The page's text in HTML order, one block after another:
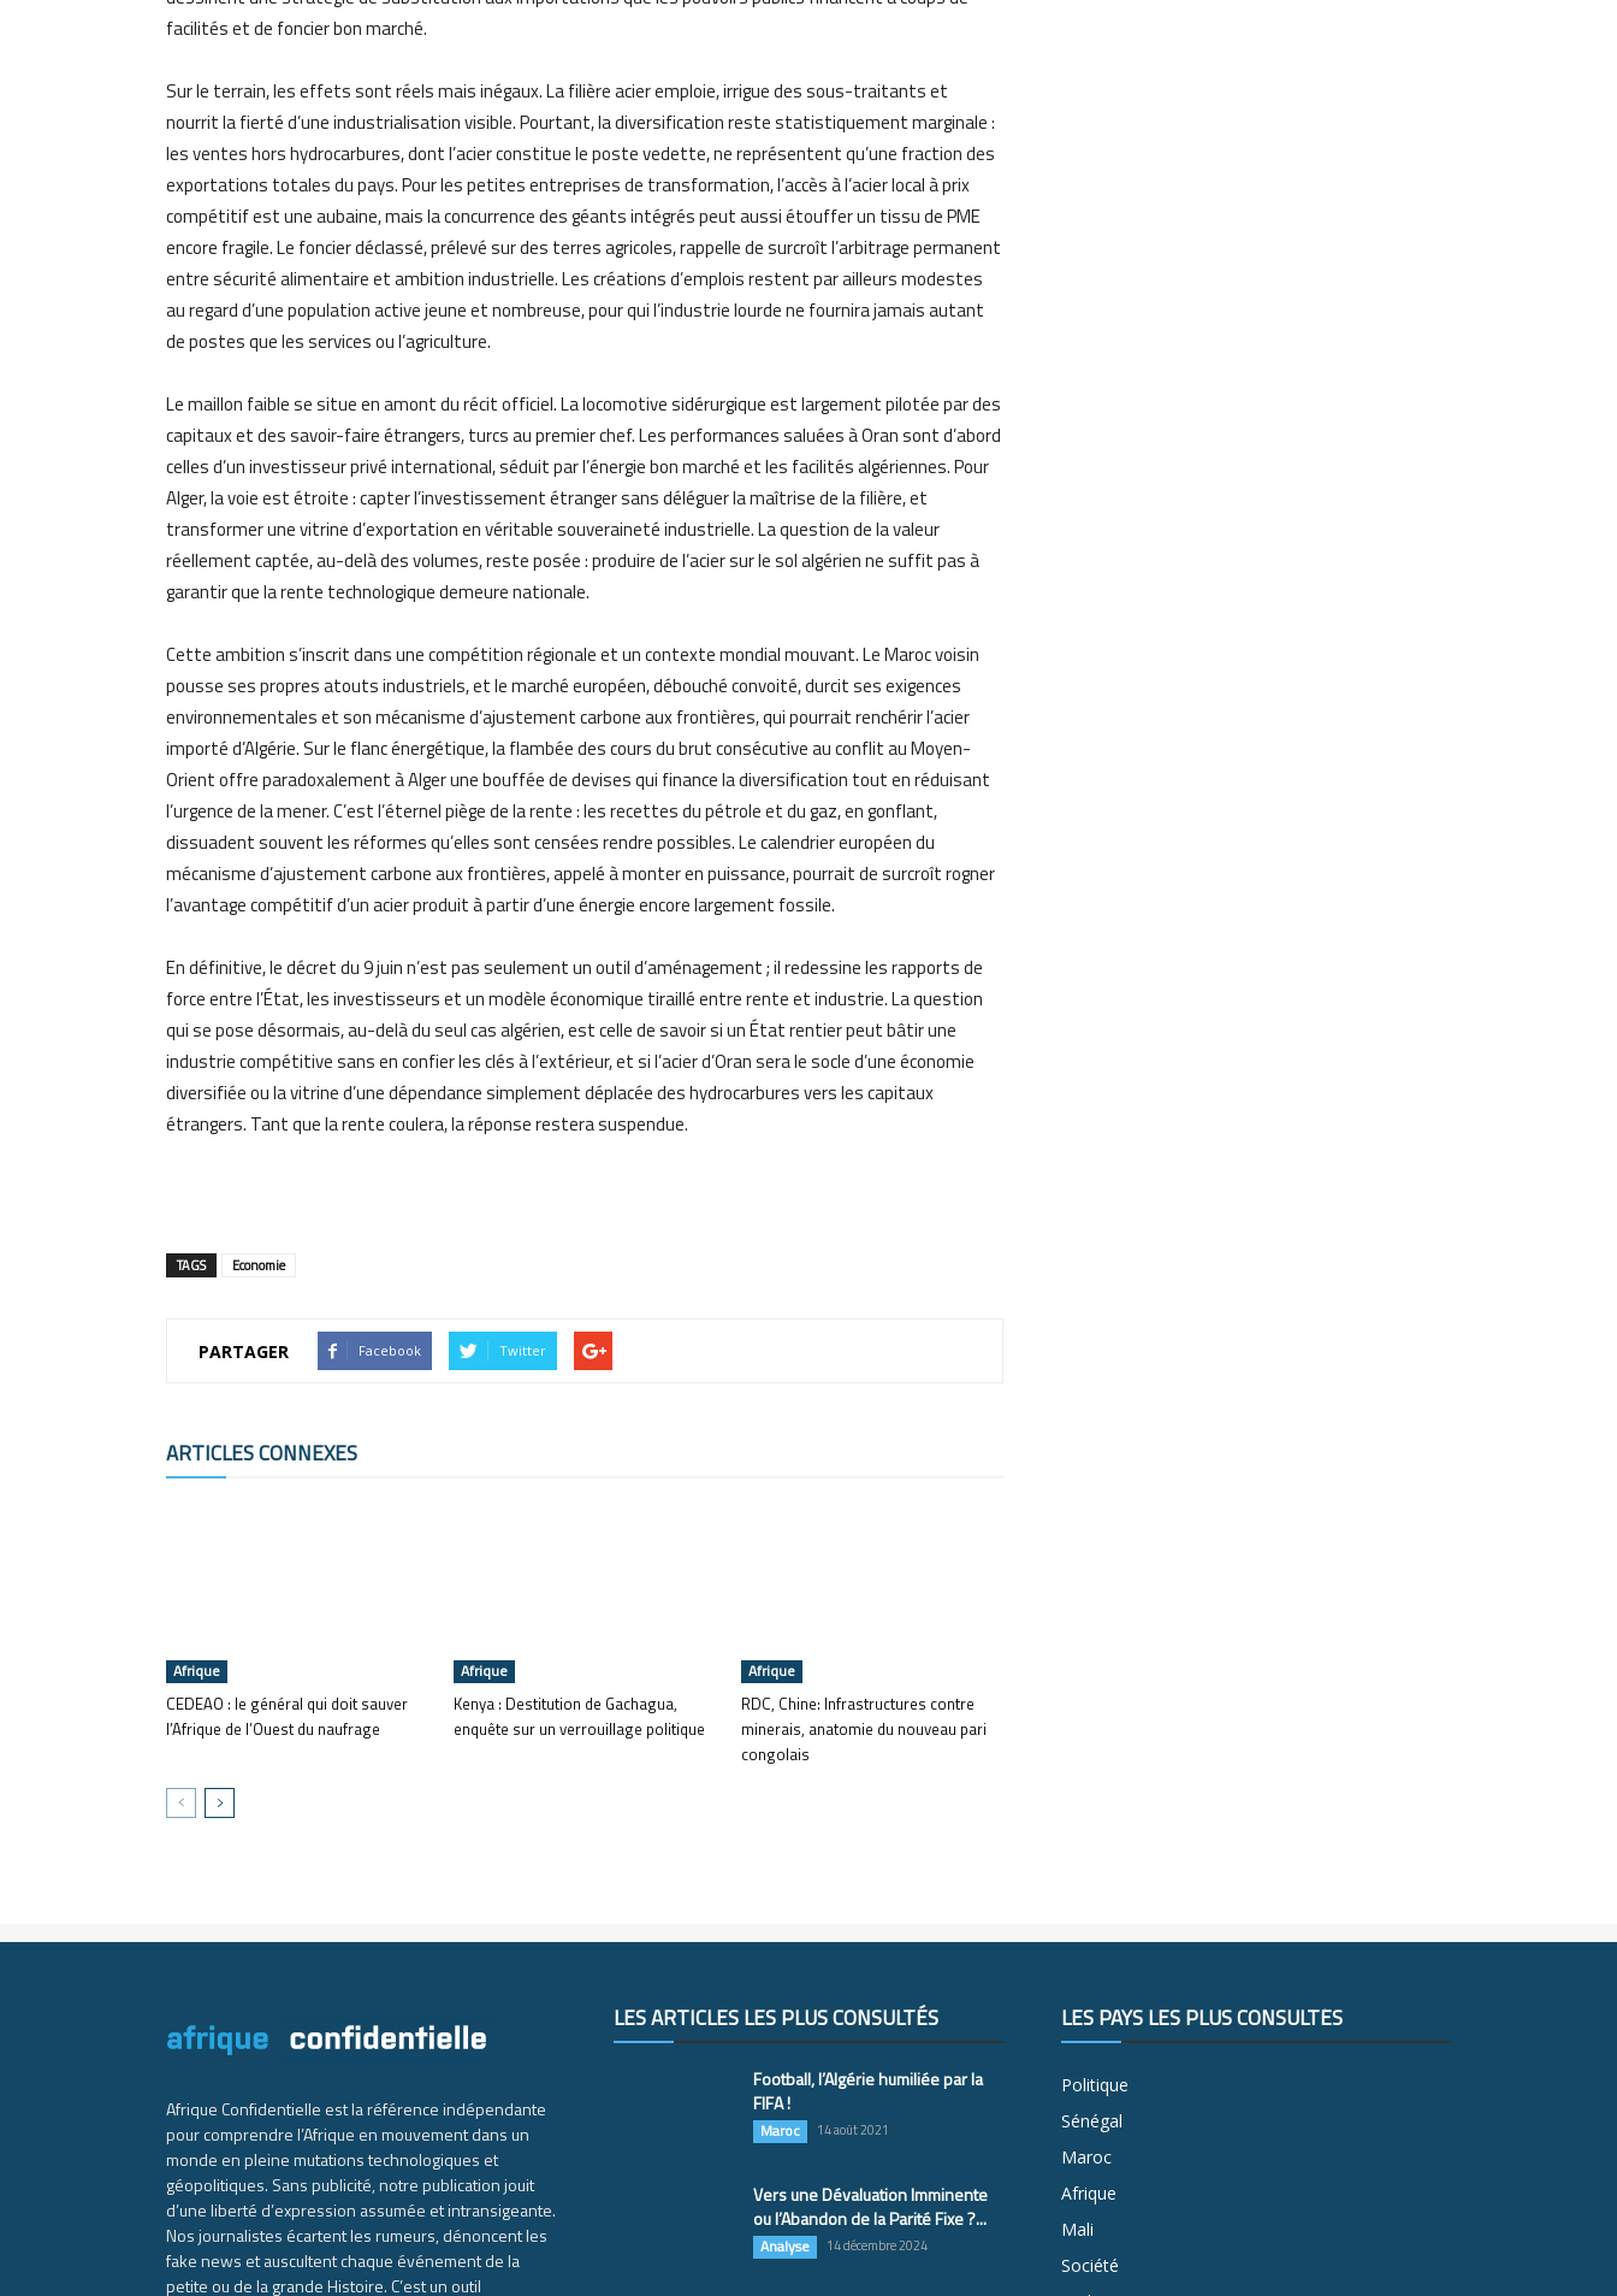
facilités et de foncier bon marché.
Sur le terrain, les effets sont réels mais inégaux. La filière acier emploie, irrigue des sous-traitants et
nourrit la fierté d’une industrialisation visible. Pourtant, la diversification reste statistiquement marginale :
les ventes hors hydrocarbures, dont l’acier constitue le poste vedette, ne représentent qu’une fraction des
exportations totales du pays. Pour les petites entreprises de transformation, l’accès à l’acier local à prix
compétitif est une aubaine, mais la concurrence des géants intégrés peut aussi étouffer un tissu de PME
encore fragile. Le foncier déclassé, prélevé sur des terres agricoles, rappelle de surcroît l’arbitrage permanent
entre sécurité alimentaire et ambition industrielle. Les créations d’emplois restent par ailleurs modestes
au regard d’une population active jeune et nombreuse, pour qui l’industrie lourde ne fournira jamais autant
de postes que les services ou l’agriculture.
Le maillon faible se situe en amont du récit officiel. La locomotive sidérurgique est largement pilotée par des
capitaux et des savoir-faire étrangers, turcs au premier chef. Les performances saluées à Oran sont d’abord
celles d’un investisseur privé international, séduit par l’énergie bon marché et les facilités algériennes. Pour
Alger, la voie est étroite : capter l’investissement étranger sans déléguer la maîtrise de la filière, et
transformer une vitrine d’exportation en véritable souveraineté industrielle. La question de la valeur
réellement captée, au-delà des volumes, reste posée : produire de l’acier sur le sol algérien ne suffit pas à
garantir que la rente technologique demeure nationale.
Cette ambition s’inscrit dans une compétition régionale et un contexte mondial mouvant. Le Maroc voisin
pousse ses propres atouts industriels, et le marché européen, débouché convoité, durcit ses exigences
environnementales et son mécanisme d’ajustement carbone aux frontières, qui pourrait renchérir l’acier
importé d’Algérie. Sur le flanc énergétique, la flambée des cours du brut consécutive au conflit au Moyen-
Orient offre paradoxalement à Alger une bouffée de devises qui finance la diversification tout en réduisant
l’urgence de la mener. C’est l’éternel piège de la rente : les recettes du pétrole et du gaz, en gonflant,
dissuadent souvent les réformes qu’elles sont censées rendre possibles. Le calendrier européen du
mécanisme d’ajustement carbone aux frontières, appelé à monter en puissance, pourrait de surcroît rogner
l’avantage compétitif d’un acier produit à partir d’une énergie encore largement fossile.
En définitive, le décret du 9 juin n’est pas seulement un outil d’aménagement ; il redessine les rapports de
force entre l’État, les investisseurs et un modèle économique tiraillé entre rente et industrie. La question
qui se pose désormais, au-delà du seul cas algérien, est celle de savoir si un État rentier peut bâtir une
industrie compétitive sans en confier les clés à l’extérieur, et si l’acier d’Oran sera le socle d’une économie
diversifiée ou la vitrine d’une dépendance simplement déplacée des hydrocarbures vers les capitaux
étrangers. Tant que la rente coulera, la réponse restera suspendue.
TAGS Economie
PARTAGER Facebook Twitter
ARTICLES CONNEXES
Afrique
CEDEAO : le général qui doit sauver
l’Afrique de l’Ouest du naufrage
Afrique
Kenya : Destitution de Gachagua,
enquête sur un verrouillage politique
Afrique
RDC, Chine: Infrastructures contre
minerais, anatomie du nouveau pari
congolais
Afrique Confidentielle est la référence indépendante
pour comprendre l’Afrique en mouvement dans un
monde en pleine mutations technologiques et
géopolitiques. Sans publicité, notre publication jouit
d’une liberté d’expression assumée et intransigeante.
Nos journalistes écartent les rumeurs, dénoncent les
fake news et auscultent chaque événement de la
petite ou de la grande Histoire. C’est un outil
LES ARTICLES LES PLUS CONSULTÉS
Football, l’Algérie humiliée par la
FIFA !
Maroc 14 août 2021
Vers une Dévaluation Imminente
ou l’Abandon de la Parité Fixe ?...
Analyse 14 décembre 2024
LES PAYS LES PLUS CONSULTÉS
Politique
Sénégal
Maroc
Afrique
Mali
Société